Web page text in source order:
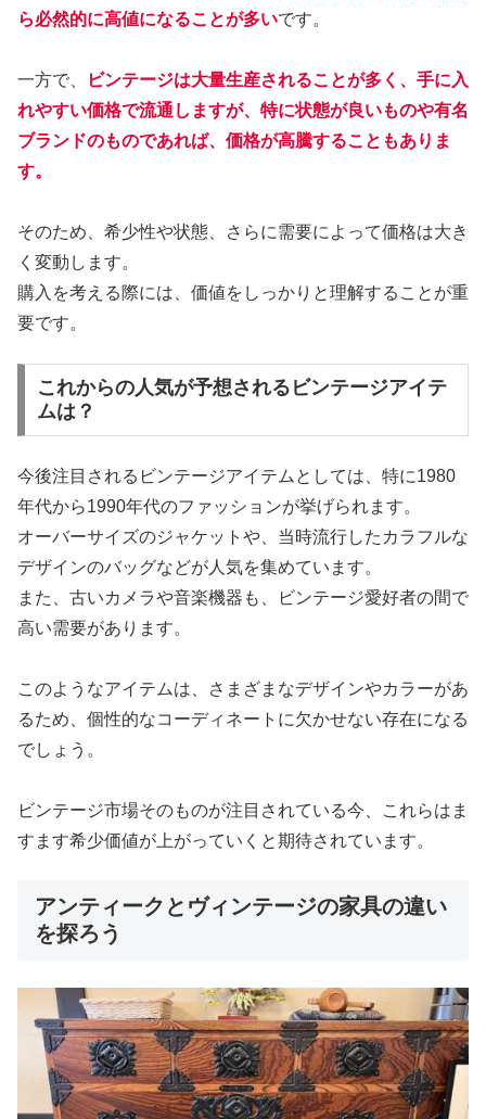
ら必然的に高値になることが多いです。
一方で、
ビンテージは大量生産されることが多く、手に入
れやすい価格で流通しますが、特に状態が良いものや有名
ブランドのものであれば、価格が高騰することもありま
す。
そのため、希少性や状態、さらに需要によって価格は大き
く変動します。
購入を考える際には、価値をしっかりと理解することが重
要です。
これからの人気が予想されるビンテージアイテ
ムは？
今後注目されるビンテージアイテムとしては、特に1980
年代から1990年代のファッションが挙げられます。
オーバーサイズのジャケットや、当時流行したカラフルな
デザインのバッグなどが人気を集めています。
また、古いカメラや音楽機器も、ビンテージ愛好者の間で
高い需要があります。
このようなアイテムは、さまざまなデザインやカラーがあ
るため、個性的なコーディネートに欠かせない存在になる
でしょう。
ビンテージ市場そのものが注目されている今、これらはま
すます希少価値が上がっていくと期待されています。
アンティークとヴィンテージの家具の違い
を探ろう